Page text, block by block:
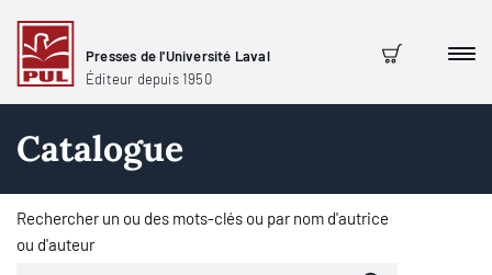
Presses de l'Université Laval
Éditeur depuis 1950
Panier
Catalogue
Rechercher un ou des mots-clés ou par nom d'autrice
ou d'auteur